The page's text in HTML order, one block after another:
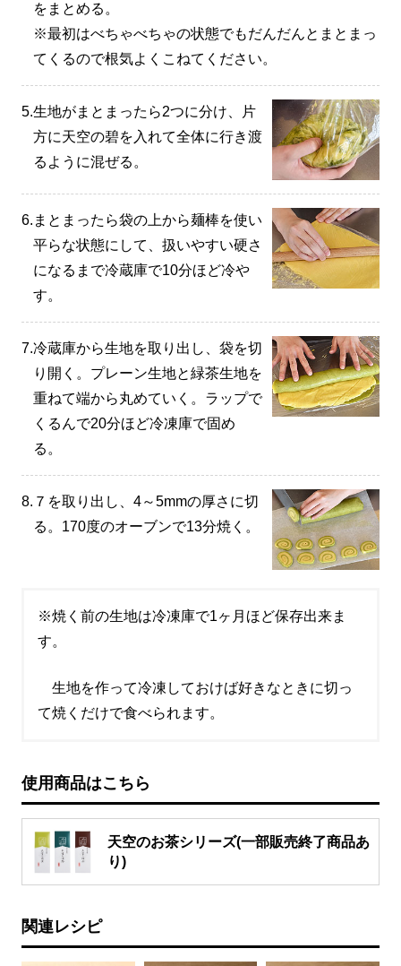
をまとめる。
※最初はべちゃべちゃの状態でもだんだんとまとまっ
てくるので根気よくこねてください。
5.生地がまとまったら2つに分け、片
方に天空の碧を入れて全体に行き渡
るように混ぜる。
6. まとまったら袋の上から麺棒を使い
平らな状態にして、扱いやすい硬さ
になるまで冷蔵庫で10分ほど冷や
す。
7.冷蔵庫から生地を取り出し、袋を切
り開く。プレーン生地と緑茶生地を
重ねて端から丸めていく。ラップで
くるんで20分ほど冷凍庫で固め
る。
8. ７を取り出し、4～5mmの厚さに切
る。170度のオーブンで13分焼く。
※焼く前の生地は冷凍庫で1ヶ月ほど保存出来ま
す。
生地を作って冷凍しておけば好きなときに切っ
て焼くだけで食べられます。
使用商品はこちら
天空のお茶シリーズ(一部販売終了商品あ
り)
関連レシピ